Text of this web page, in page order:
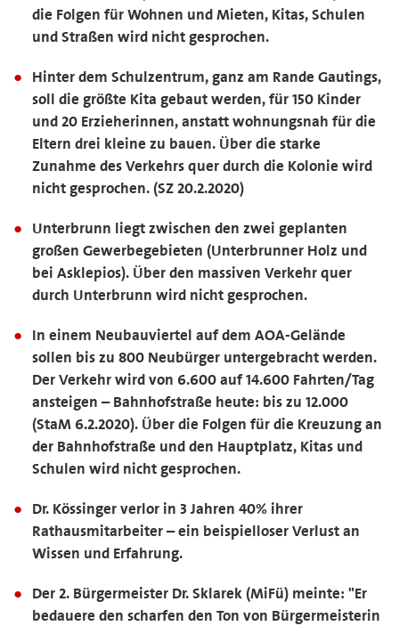
die Folgen für Wohnen und Mieten, Kitas, Schulen
und Straßen wird nicht gesprochen.
Hinter dem Schulzentrum, ganz am Rande Gautings,
soll die größte Kita gebaut werden, für 150 Kinder
und 20 Erzieherinnen, anstatt wohnungsnah für die
Eltern drei kleine zu bauen. Über die starke
Zunahme des Verkehrs quer durch die Kolonie wird
nicht gesprochen. (SZ 20.2.2020)
Unterbrunn liegt zwischen den zwei geplanten
großen Gewerbegebieten (Unterbrunner Holz und
bei Asklepios). Über den massiven Verkehr quer
durch Unterbrunn wird nicht gesprochen.
In einem Neubauviertel auf dem AOA-Gelände
sollen bis zu 800 Neubürger untergebracht werden.
Der Verkehr wird von 6.600 auf 14.600 Fahrten/Tag
ansteigen – Bahnhofstraße heute: bis zu 12.000
(StaM 6.2.2020). Über die Folgen für die Kreuzung an
der Bahnhofstraße und den Hauptplatz, Kitas und
Schulen wird nicht gesprochen.
Dr. Kössinger verlor in 3 Jahren 40% ihrer
Rathausmitarbeiter – ein beispielloser Verlust an
Wissen und Erfahrung.
Der 2. Bürgermeister Dr. Sklarek (MiFü) meinte: "Er
bedauere den scharfen den Ton von Bürgermeisterin